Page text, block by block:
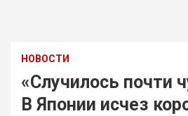
НОВОСТИ
«Случилось почти
В Японии исчез